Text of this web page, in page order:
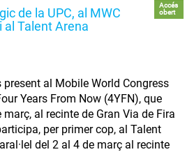
de la UPC, al MWC
al Talent Arena
Accés
obert
present al Mobile World Congress
Years From Now (4YFN), que
al recinte de Gran Via de Fira
per primer cop, al Talent
del 2 al 4 de març al recinte